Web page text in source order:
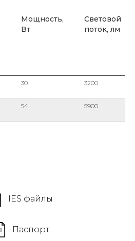
Мощность,
Вт
Световой
поток, лм
30 3200
54 5900
IES файлы
Паспорт